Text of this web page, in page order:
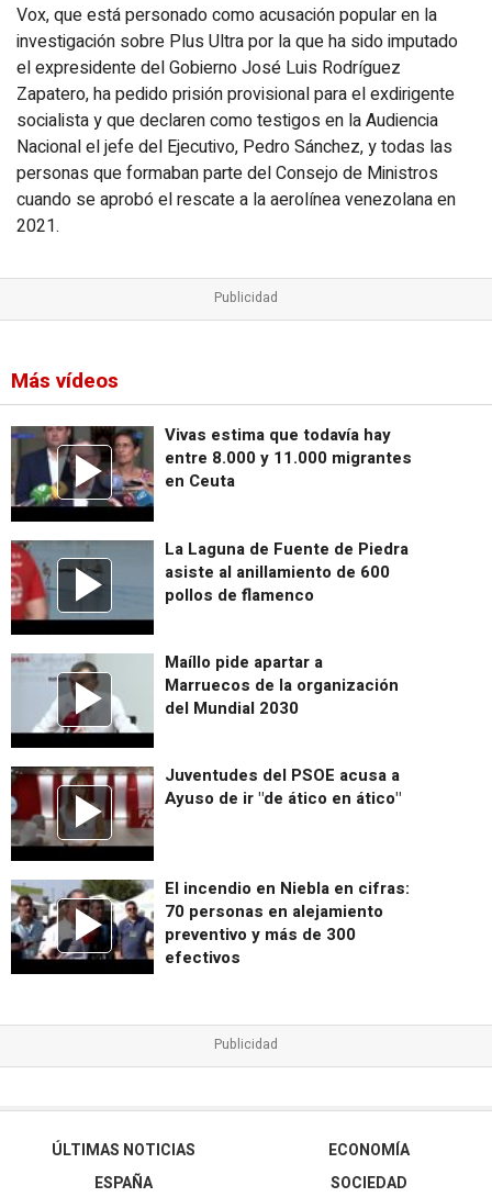
Vox, que está personado como acusación popular en la
investigación sobre Plus Ultra por la que ha sido imputado
el expresidente del Gobierno José Luis Rodríguez
Zapatero, ha pedido prisión provisional para el exdirigente
socialista y que declaren como testigos en la Audiencia
Nacional el jefe del Ejecutivo, Pedro Sánchez, y todas las
personas que formaban parte del Consejo de Ministros
cuando se aprobó el rescate a la aerolínea venezolana en
2021.
Más vídeos
Vivas estima que todavía hay
entre 8.000 y 11.000 migrantes
en Ceuta
La Laguna de Fuente de Piedra
asiste al anillamiento de 600
pollos de flamenco
Maíllo pide apartar a
Marruecos de la organización
del Mundial 2030
Juventudes del PSOE acusa a
Ayuso de ir "de ático en ático"
El incendio en Niebla en cifras:
70 personas en alejamiento
preventivo y más de 300
efectivos
ÚLTIMAS NOTICIAS
ESPAÑA
ECONOMÍA
SOCIEDAD